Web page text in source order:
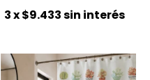
3x$9.433sin interés